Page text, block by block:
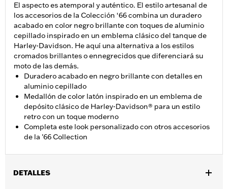
El aspecto es atemporal y auténtico. El estilo artesanal de
los accesorios de la Colección ‘66 combina un duradero
acabado en color negro brillante con toques de aluminio
cepillado inspirado en un emblema clásico del tanque de
Harley-Davidson. He aquí una alternativa a los estilos
cromados brillantes o ennegrecidos que diferenciará su
moto de las demás.
Duradero acabado en negro brillante con detalles en
aluminio cepillado
Medallón de color latón inspirado en un emblema de
depósito clásico de Harley-Davidson® para un estilo
retro con un toque moderno
Completa este look personalizado con otros accesorios
de la '66 Collection
DETALLES